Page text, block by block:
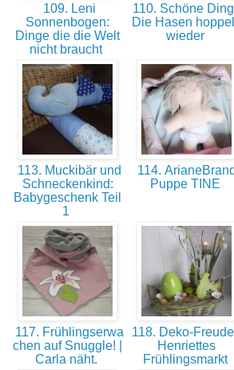
109. Leni
Sonnenbogen:
Dinge die die Welt
nicht braucht
110. Schöne
Die Hasen
wieder
113. Muckibär und
Schneckenkind:
Babygeschenk Teil
1
114.
Puppe TINE
117. Frühlingserwa
chen auf Snuggle! |
Carla näht.
118. Deko-
Henriettes
Frühlingsmarkt